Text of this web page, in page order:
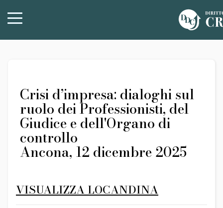
Crisi d’impresa: dialoghi sul
ruolo dei Professionisti, del
Giudice e dell'Organo di
controllo
Ancona, 12 dicembre 2025
VISUALIZZA LOCANDINA